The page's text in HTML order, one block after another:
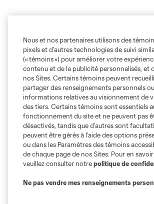
Nous et nos partenaires utilisons des
pixels et d’autres technologies de suivi
(« témoins ») pour améliorer votre
contenu et de la publicité personnalisés, et
nos Sites. Certains témoins peuvent
partager des renseignements personnels
informations relatives au visionnement de
des tiers. Certains témoins sont essentiels
fonctionnement du site et ne peuvent pas
désactivés, tandis que d’autres sont
peuvent être gérés à l’aide des options
ou dans les Paramètres des témoins
de chaque page de nos Sites. Pour en savoir
veuillez consulter notrepolitique de
Ne pas vendre mes renseignements